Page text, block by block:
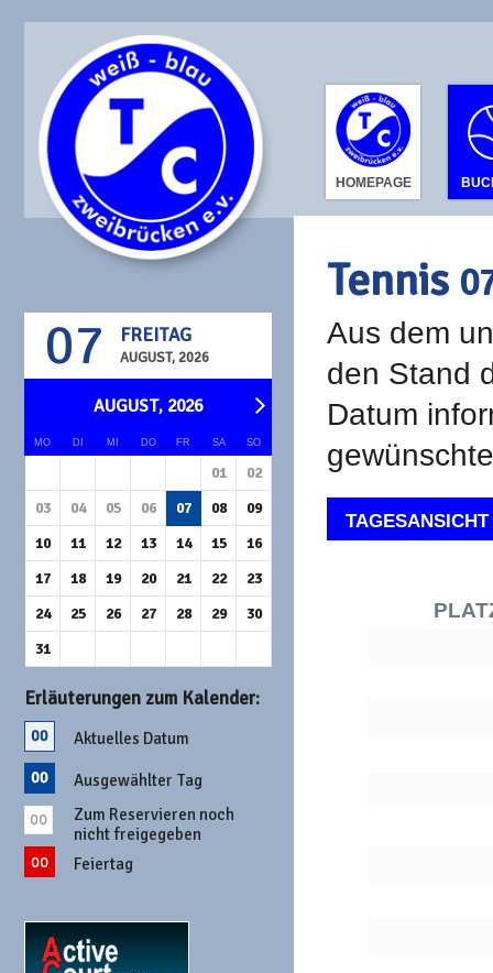
07 FREITAG
AUGUST, 2026
AUGUST, 2026
MO DI MI DO FR SA SO
01
02
03
04 05 06 07 08
09
10
11 12 13 14 15
16
17
18 19 20 21 22
23
24
25 26 27 28 29
30
31
Erläuterungen zum Kalender:
Aktuelles Datum
Ausgewählter Tag
Zum Reservieren noch
nicht freigegeben
Feiertag
HOMEPAGE
Tennis
Aus dem
den Stand
Datum
TAGESANSICHT